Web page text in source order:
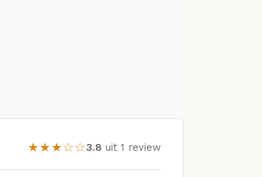
★★★☆☆3.8 uit 1 review